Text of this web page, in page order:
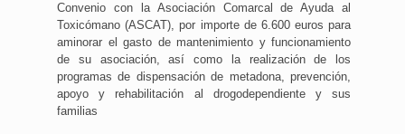
Convenio con la Asociación Comarcal de Ayuda al
Toxicómano (ASCAT), por importe de 6.600 euros para
aminorar el gasto de mantenimiento y funcionamiento
de su asociación, así como la realización de los
programas de dispensación de metadona, prevención,
apoyo y rehabilitación al drogodependiente y sus
familias